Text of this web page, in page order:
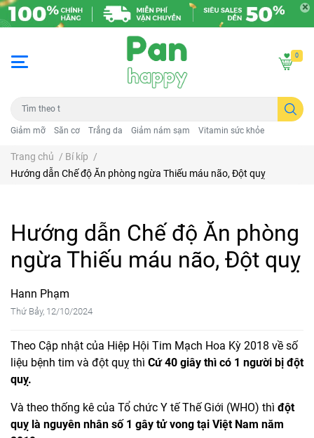
Giảm mỡ Săn cơ Trắng da Giảm nám sạm Vitamin sức khỏe
0
Trang chủ / Bí kíp /
Hướng dẫn Chế độ Ăn phòng ngừa Thiếu máu não, Đột quỵ
Hướng dẫn Chế độ Ăn phòng
ngừa Thiếu máu não, Đột quỵ
Hann Phạm
Thứ Bảy, 12/10/2024
Theo Cập nhật của Hiệp Hội Tim Mạch Hoa Kỳ 2018 về số
liệu bệnh tim và đột quỵ thì Cứ 40 giây thì có 1 người bị đột
quỵ.
Và theo thống kê của Tổ chức Y tế Thế Giới (WHO) thì đột
quỵ là nguyên nhân số 1 gây tử vong tại Việt Nam năm